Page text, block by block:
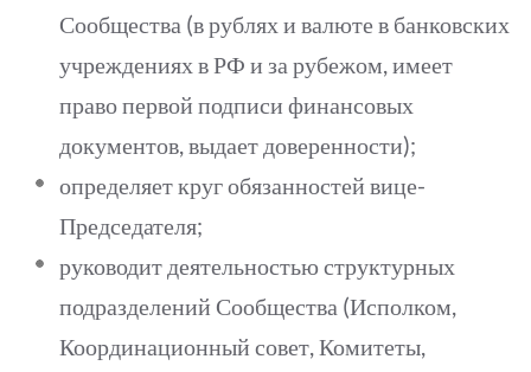
Сообщества (в рублях и валюте в банковских
учреждениях в РФ и за рубежом, имеет
право первой подписи финансовых
документов, выдает доверенности);
определяет круг обязанностей вице-
Председателя;
руководит деятельностью структурных
подразделений Сообщества (Исполком,
Координационный совет, Комитеты,